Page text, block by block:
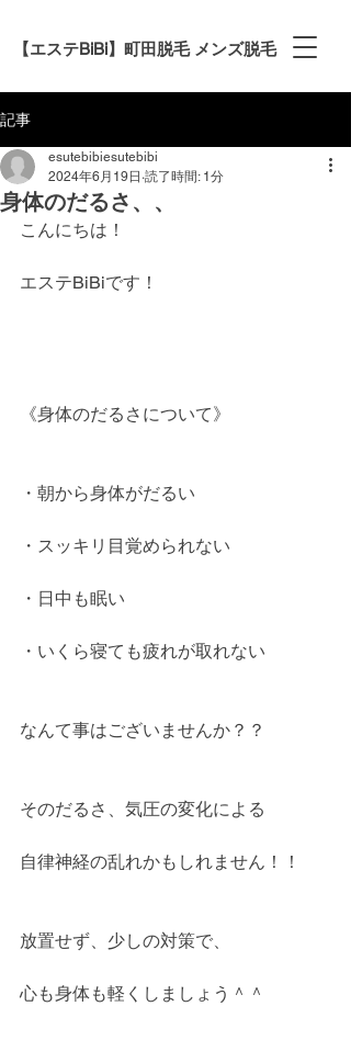
【エステBiBi】町田脱毛 メンズ脱毛
記事
身体のだるさ、、
esutebibiesutebibi
2024年6月19日 読了時間: 1分
こんにちは！
エステBiBiです！
《身体のだるさについて》
・朝から身体がだるい
・スッキリ目覚められない
・日中も眠い
・いくら寝ても疲れが取れない
なんて事はございませんか？？
そのだるさ、気圧の変化による
自律神経の乱れかもしれません！！
放置せず、少しの対策で、
心も身体も軽くしましょう＾＾